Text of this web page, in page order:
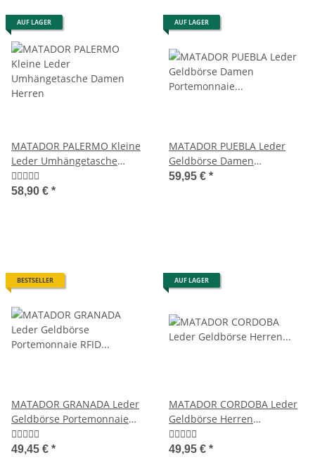
AUF LAGER
MATADOR PALERMO Kleine
Leder Umhängetasche
Damen Herren
58,90 € *
AUF LAGER
MATADOR PUEBLA Leder
Geldbörse Damen
Portemonnaie Handyfach 6
59,95 € *
BESTSELLER
MATADOR GRANADA Leder
Geldbörse Portemonnaie
RFID TüV
49,45 € *
AUF LAGER
MATADOR CORDOBA Leder
Geldbörse Herren
Herrenbörse RFID TüV
49,95 € *